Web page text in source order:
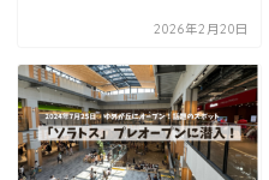
2026年2月20日